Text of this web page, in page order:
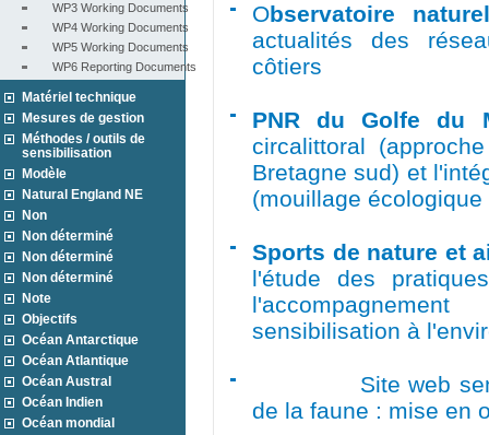
WP3 Working Documents
WP4 Working Documents
WP5 Working Documents
WP6 Reporting Documents
Matériel technique
Mesures de gestion
Méthodes / outils de
sensibilisation
Modèle
Natural England NE
Non
Non déterminé
Non déterminé
Non déterminé
Note
Objectifs
Océan Antarctique
Océan Atlantique
Océan Austral
Océan Indien
Océan mondial
Observatoire
actualités des
côtiers
PNR du Golfe du
circalittoral
Bretagne sud) et
(mouillage
Sports de nature et
l'étude des
sensibilisation à
Site web
de la faune : mise en